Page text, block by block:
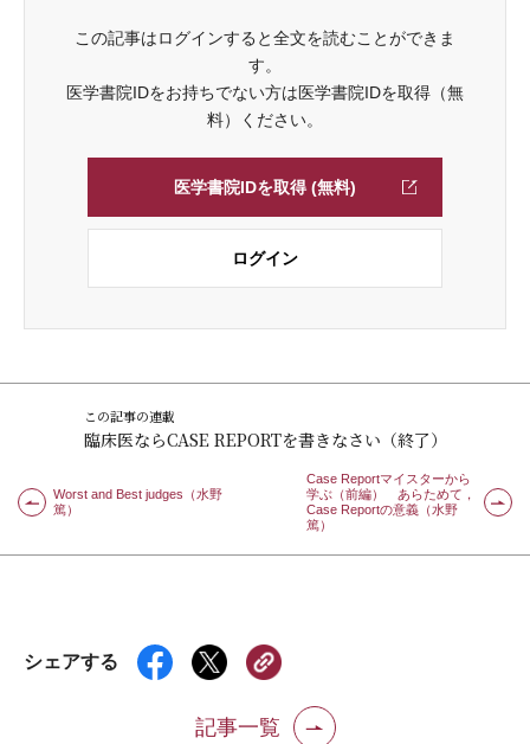
この記事はログインすると全文を読むことができま
す。
医学書院IDをお持ちでない方は医学書院IDを取得（無
料）ください。
医学書院IDを取得 (無料)
ログイン
この記事の連載
臨床医ならCASE REPORTを書きなさい（終了）
Worst and Best judges（水野
篤）
Case Reportマイスターから
学ぶ（前編） あらためて，
Case Reportの意義（水野
篤）
シェアする
記事一覧